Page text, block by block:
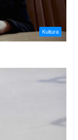
Kultura